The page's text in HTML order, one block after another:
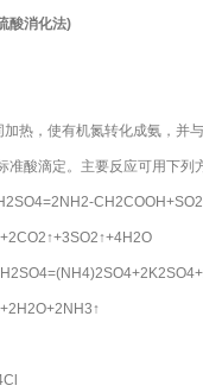
酸消化法)
热，使有机氮转化成氨，并
酸滴定。主要反应可用下列